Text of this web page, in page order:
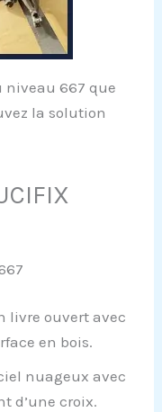
niveau 667 que
la solution
livre ouvert avec
en bois.
nuageux avec
d’une croix.